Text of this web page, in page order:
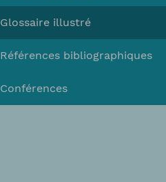
Glossaire illustré
Références bibliographiques
Conférences